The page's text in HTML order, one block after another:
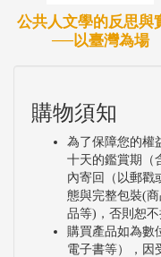
公共人文學的反思與
──以臺灣為場
購物須知
為了保障您的權
十天的鑑賞期（
內寄回（以郵戳
態與完整包裝(
品等)，否則恕不
購買產品如為數
電子書等），因